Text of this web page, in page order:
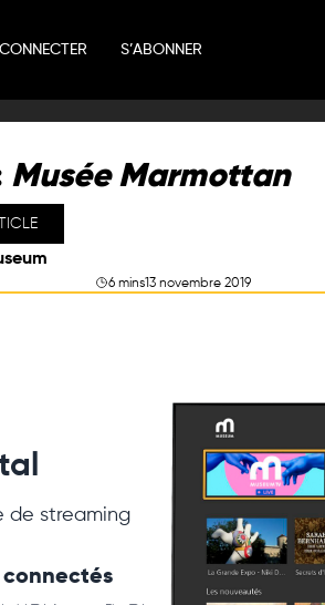
S’ABONNER
Musée Marmottan
6 mins13 novembre 2019
de streaming
connectés